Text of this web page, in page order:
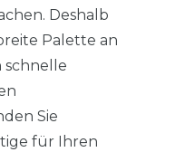
Deshalb
Palette an
schnelle
Sie
für Ihren